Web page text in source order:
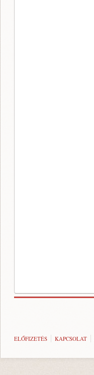
ELŐFIZETÉS KAPCSOLAT